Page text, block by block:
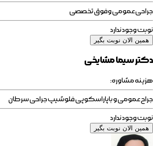
جراحی عمومی وفوق تخصصی
نوبت وجود ندارد
همین الان نوبت بگیر
دکتر سیما مشایخی
هزینه مشاوره:
جراح عمومی و باپاراسکوپی فلوشیپ جراحی سرطان
نوبت وجود ندارد
همین الان نوبت بگیر